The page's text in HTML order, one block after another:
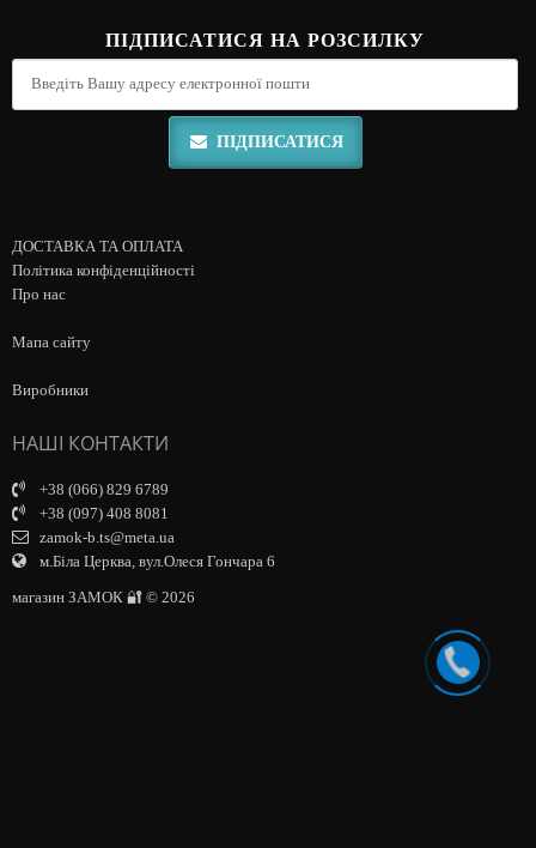
ПІДПИСАТИСЯ НА РОЗСИЛКУ
ПІДПИСАТИСЯ
ДОСТАВКА ТА ОПЛАТА
Політика конфіденційності
Про нас
Мапа сайту
Виробники
НАШІ КОНТАКТИ
+38 (066) 829 6789
+38 (097) 408 8081
zamok-b.ts@meta.ua
м.Біла Церква, вул.Олеся Гончара 6
магазин ЗАМОК 🔐 © 2026